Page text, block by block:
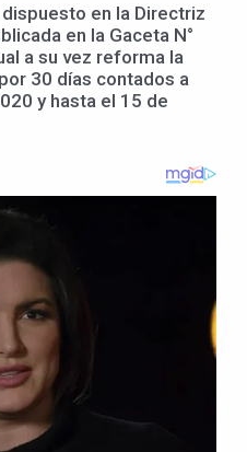
en la Directriz
en la Gaceta N°
a su vez reforma la
30 días contados a
y hasta el 15 de